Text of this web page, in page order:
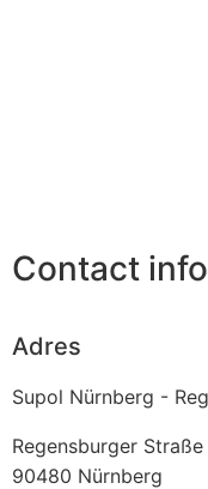
Contact
Adres
Supol Nürnberg -
Regensburger
90480 Nürnberg